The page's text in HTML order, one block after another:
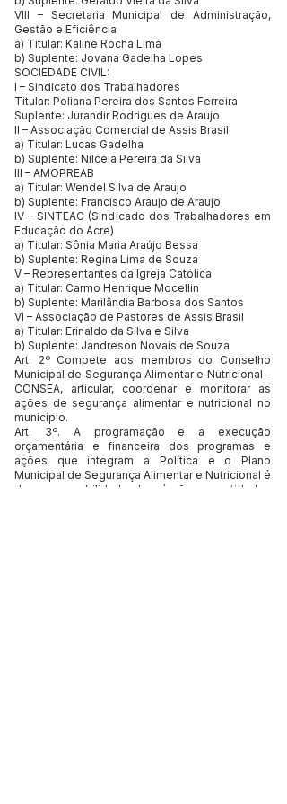
VIII – Secretaria Municipal de Administração,
Gestão e Eficiência
a) Titular: Kaline Rocha Lima
b) Suplente: Jovana Gadelha Lopes
SOCIEDADE CIVIL:
I – Sindicato dos Trabalhadores
Titular: Poliana Pereira dos Santos Ferreira
Suplente: Jurandir Rodrigues de Araujo
II – Associação Comercial de Assis Brasil
a) Titular: Lucas Gadelha
b) Suplente: Nilceia Pereira da Silva
III – AMOPREAB
a) Titular: Wendel Silva de Araujo
b) Suplente: Francisco Araujo de Araujo
IV – SINTEAC (Sindicado dos Trabalhadores em
Educação do Acre)
a) Titular: Sônia Maria Araújo Bessa
b) Suplente: Regina Lima de Souza
V – Representantes da Igreja Católica
a) Titular: Carmo Henrique Mocellin
b) Suplente: Marilândia Barbosa dos Santos
VI – Associação de Pastores de Assis Brasil
a) Titular: Erinaldo da Silva e Silva
b) Suplente: Jandreson Novais de Souza
Art. 2º Compete aos membros do Conselho
Municipal de Segurança Alimentar e Nutricional –
CONSEA, articular, coordenar e monitorar as
ações de segurança alimentar e nutricional no
município.
Art. 3º. A programação e a execução
orçamentária e financeira dos programas e
ações que integram a Política e o Plano
Municipal de Segurança Alimentar e Nutricional é
de responsabilidade dos órgãos e entidades